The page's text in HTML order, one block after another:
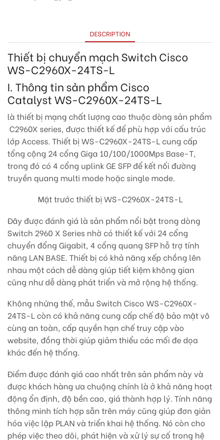
DESCRIPTION
Thiết bị chuyển mạch Switch Cisco
WS-C2960X-24TS-L
I. Thông tin sản phẩm Cisco
Catalyst WS-C2960X-24TS-L
là thiết bị mạng chất lượng cao thuộc dòng sản phẩm
C2960X series, được thiết kế để phù hợp với cấu trúc
lớp Access. Thiết bị WS-C2960X-24TS-L cung cấp
tổng cộng 24 cổng Giga 10/100/1000Mps Base-T,
trong đó có 4 cổng uplink GE SFP để kết nối đường
truyền quang multi mode hoặc single mode.
Mặt trước thiết bị WS-C2960X-24TS-L
Đây được đánh giá là sản phẩm nổi bật trong dòng
Switch 2960 X Series nhờ có thiết kế với 24 cổng
chuyển đổng Gigabit, 4 cổng quang SFP hỗ trợ tính
năng LAN BASE. Thiết bị có khả năng xếp chồng lên
nhau một cách dễ dàng giúp tiết kiệm không gian
cũng như dễ dàng phát triển và mở rộng hệ thống.
Không những thế, mẫu Switch Cisco WS-C2960X-
24TS-L còn có khả năng cung cấp chế độ bảo mật vô
cùng an toàn, cấp quyền hạn chế truy cập vào
website, đồng thời giúp giảm thiểu các mối đe dọa
khác đến hệ thống.
Điểm được đánh giá cao nhất trên sản phẩm này và
được khách hàng ưa chuộng chính là ở khả năng hoạt
động ổn định, độ bền cao, giá thành hợp lý. Tính năng
thông minh tích hợp sẵn trên máy cũng giúp đơn giản
hóa việc lập PLAN và triển khai hệ thống. Nó còn cho
phép việc theo dõi, phát hiện và xử lý sự cố trong hệ